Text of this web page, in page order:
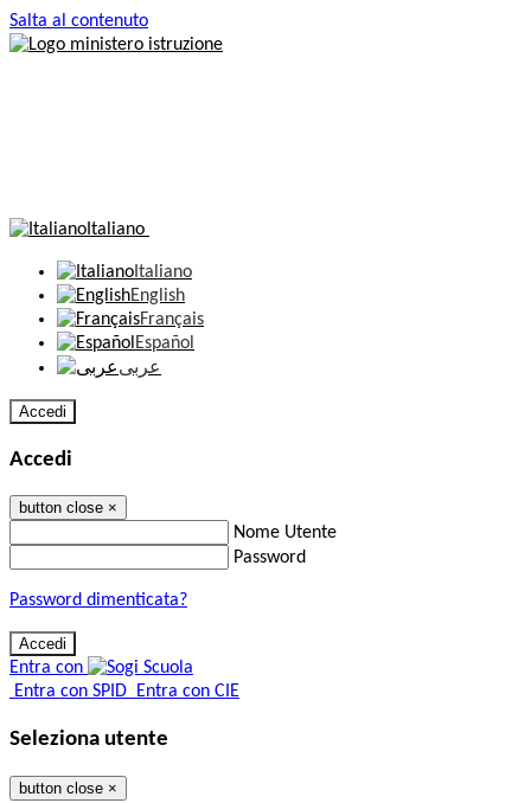
Salta al contenuto
Italiano
Italiano
English
Français
Español
عربى
Accedi
Accedi
button close ×
Nome Utente
Password
Password dimenticata?
Entra con
Entra con SPID Entra con CIE
Seleziona utente
button close ×